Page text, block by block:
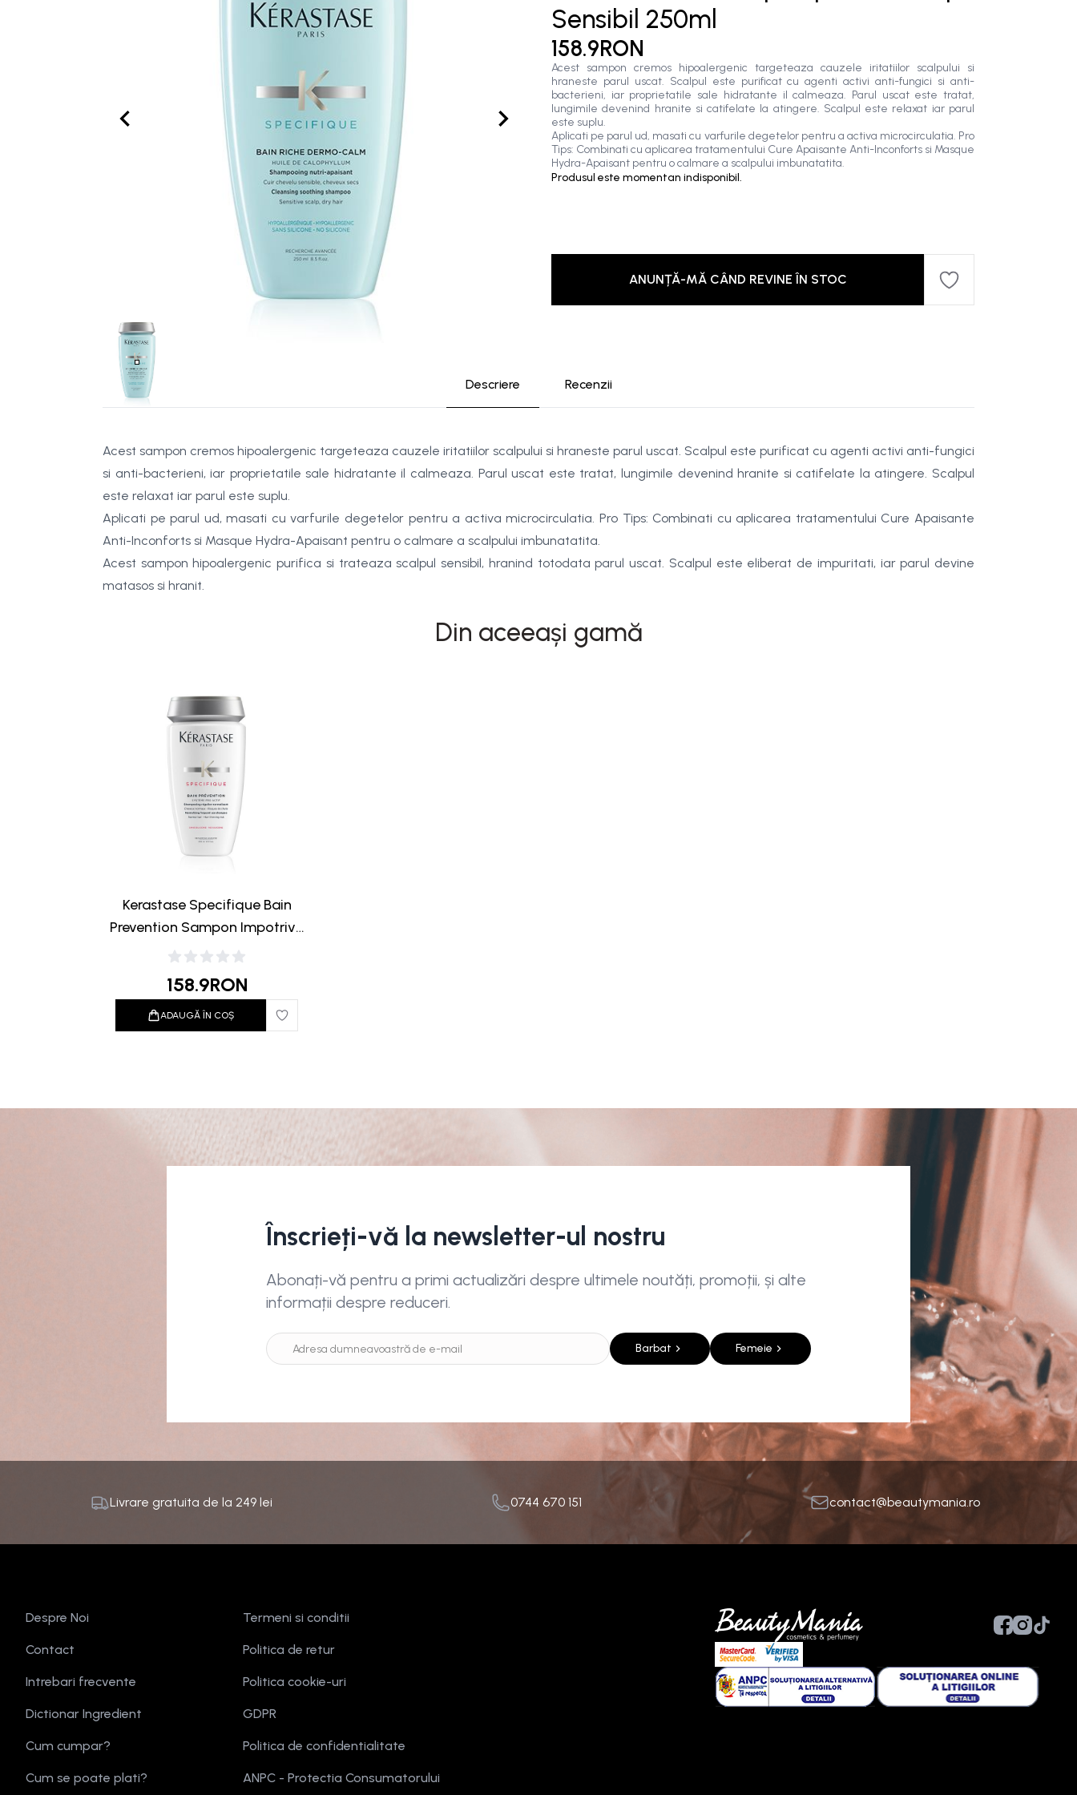
Sensibil 250ml
158.9RON
Acest sampon cremos hipoalergenic targeteaza cauzele iritatiilor scalpului si
hraneste parul uscat. Scalpul este purificat cu agenti activi anti-fungici si anti-
bacterieni, iar proprietatile sale hidratante il calmeaza. Parul uscat este tratat,
lungimile devenind hranite si catifelate la atingere. Scalpul este relaxat iar parul
este suplu.
Aplicati pe parul ud, masati cu varfurile degetelor pentru a activa microcirculatia. Pro
Tips: Combinati cu aplicarea tratamentului Cure Apaisante Anti-Inconforts si Masque
Hydra-Apaisant pentru o calmare a scalpului imbunatatita.
Produsul este momentan indisponibil.
ANUNȚĂ-MĂ CÂND REVINE ÎN STOC
Descriere Recenzii
Acest sampon cremos hipoalergenic targeteaza cauzele iritatiilor scalpului si hraneste parul uscat. Scalpul este purificat cu agenti activi anti-fungici
si anti-bacterieni, iar proprietatile sale hidratante il calmeaza. Parul uscat este tratat, lungimile devenind hranite si catifelate la atingere. Scalpul
este relaxat iar parul este suplu.
Aplicati pe parul ud, masati cu varfurile degetelor pentru a activa microcirculatia. Pro Tips: Combinati cu aplicarea tratamentului Cure Apaisante
Anti-Inconforts si Masque Hydra-Apaisant pentru o calmare a scalpului imbunatatita.
Acest sampon hipoalergenic purifica si trateaza scalpul sensibil, hranind totodata parul uscat. Scalpul este eliberat de impuritati, iar parul devine
matasos si hranit.
Din aceeași gamă
Kerastase Specifique Bain
Prevention Sampon Impotriva
Caderii Parului 250ml
158.9RON
ADAUGĂ ÎN COȘ
Înscrieți-vă la newsletter-ul nostru
Abonați-vă pentru a primi actualizări despre ultimele noutăți, promoții, și alte
informații despre reduceri.
Barbat Femeie
Livrare gratuita de la249 lei 0744 670 151 contact@beautymania.ro
Despre Noi
Contact
Intrebari frecvente
Dictionar Ingredient
Cum cumpar?
Cum se poate plati?
Termeni si conditii
Politica de retur
Politica cookie-uri
GDPR
Politica de confidentialitate
ANPC - Protectia Consumatorului